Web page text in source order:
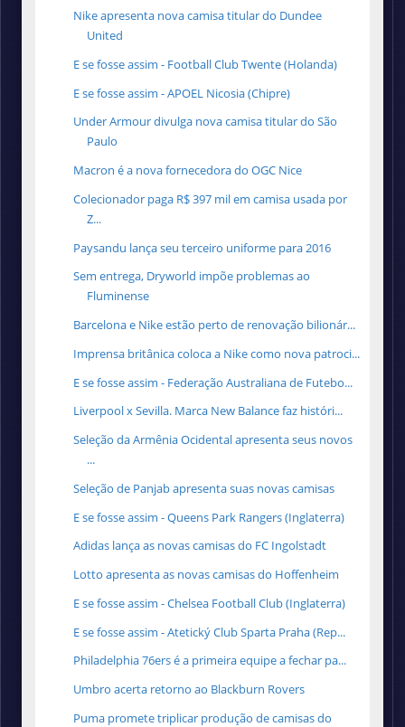
Nike apresenta nova camisa titular do Dundee
United
E se fosse assim - Football Club Twente (Holanda)
E se fosse assim - APOEL Nicosia (Chipre)
Under Armour divulga nova camisa titular do São
Paulo
Macron é a nova fornecedora do OGC Nice
Colecionador paga R$ 397 mil em camisa usada por
Z...
Paysandu lança seu terceiro uniforme para 2016
Sem entrega, Dryworld impõe problemas ao
Fluminense
Barcelona e Nike estão perto de renovação bilionár...
Imprensa britânica coloca a Nike como nova patroci...
E se fosse assim - Federação Australiana de Futebo...
Liverpool x Sevilla. Marca New Balance faz históri...
Seleção da Armênia Ocidental apresenta seus novos
...
Seleção de Panjab apresenta suas novas camisas
E se fosse assim - Queens Park Rangers (Inglaterra)
Adidas lança as novas camisas do FC Ingolstadt
Lotto apresenta as novas camisas do Hoffenheim
E se fosse assim - Chelsea Football Club (Inglaterra)
E se fosse assim - Atetický Club Sparta Praha (Rep...
Philadelphia 76ers é a primeira equipe a fechar pa...
Umbro acerta retorno ao Blackburn Rovers
Puma promete triplicar produção de camisas do